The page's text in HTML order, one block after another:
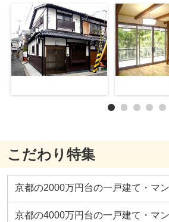
こだわり特集
京都の2000万円台の一戸建て・マ
京都の4000万円台の一戸建て・マ